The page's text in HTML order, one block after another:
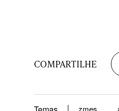
COMPARTILHE
zmes